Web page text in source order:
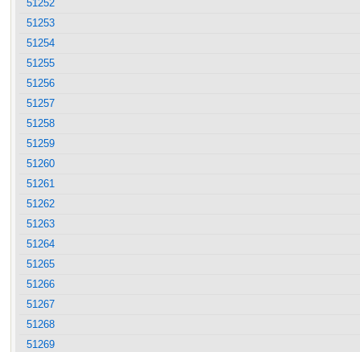
51252
51253
51254
51255
51256
51257
51258
51259
51260
51261
51262
51263
51264
51265
51266
51267
51268
51269